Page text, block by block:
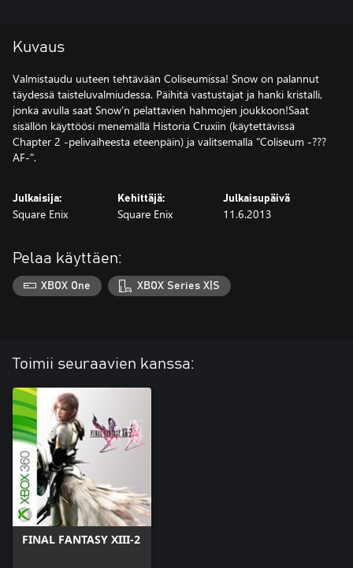
Kuvaus
Valmistaudu uuteen tehtävään Coliseumissa! Snow on palannut
täydessä taisteluvalmiudessa. Päihitä vastustajat ja hanki kristalli,
jonka avulla saat Snow'n pelattavien hahmojen joukkoon!Saat
sisällön käyttöösi menemällä Historia Cruxiin (käytettävissä
Chapter 2 -pelivaiheesta eteenpäin) ja valitsemalla "Coliseum -???
AF-".
Julkaisija:
Square Enix
Kehittäjä:
Square Enix
Julkaisupäivä
11.6.2013
Pelaa käyttäen:
XBOX One XBOX Series X|S
Toimii seuraavien kanssa:
FINAL FANTASY XIII-2